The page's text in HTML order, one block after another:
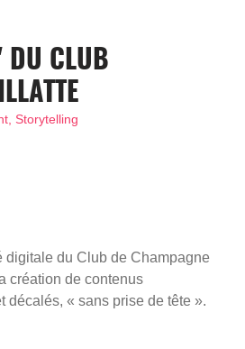
DU CLUB
Storytelling
digitale du Club de Champagne
création de contenus
décalés, « sans prise de tête ».